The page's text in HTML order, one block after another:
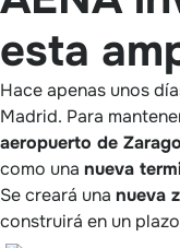
esta
Hace apenas unos
Madrid. Para
aeropuerto de
como una nueva
Se creará una nueva
construirá en un